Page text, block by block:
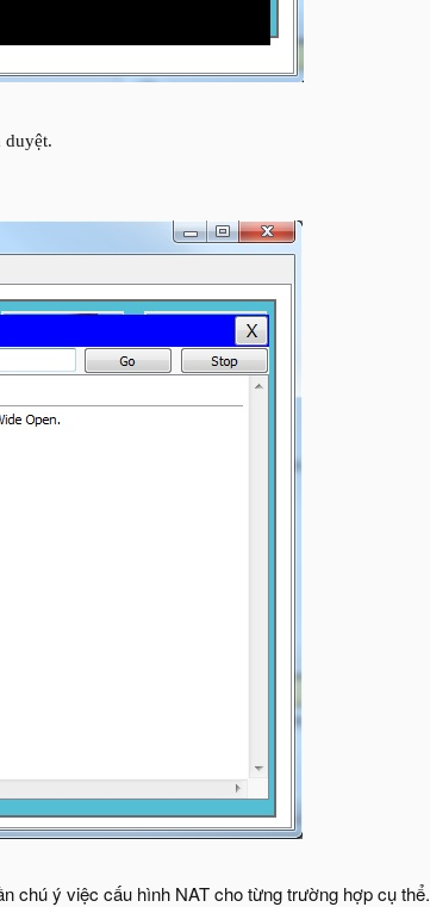
duyệt.
chú ý việc cấu hình NAT cho từng trường hợp cụ thể.